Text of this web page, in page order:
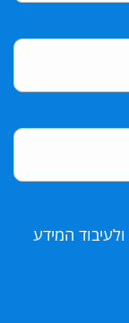
ולעיבוד המידע